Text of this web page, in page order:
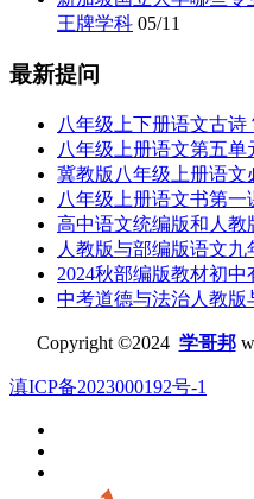
王牌学科 05/11
最新提问
八年级上下册语文古诗
八年级上册语文第五单
冀教版八年级上册语文
八年级上册语文书第一
高中语文统编版和人教
人教版与部编版语文九
2024秋部编版教材初中
中考道德与法治人教版
Copyright ©2024 学哥邦
滇ICP备2023000192号-1